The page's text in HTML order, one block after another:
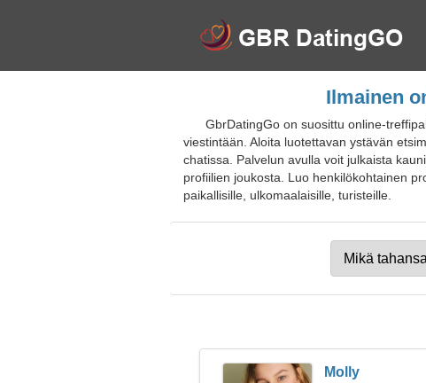
Ilmainen
GbrDatingGo on suosittu online-
viestintään. Aloita luotettavan ystävän
chatissa. Palvelun avulla voit julkaista
profiilien joukosta. Luo henkilökohtainen
paikallisille, ulkomaalaisille, turisteille.
Molly